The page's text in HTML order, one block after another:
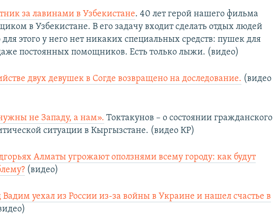
за лавинами в Узбекистане. 40 лет герой нашего фильма
в Узбекистане. В его задачу входит сделать отдых людей
этого у него нет никаких специальных средств: пушек для
постоянных помощников. Есть только лыжи. (видео)
двух девушек в Согде возвращено на доследование. (видео
не Западу, а нам». Токтакунов – о состоянии гражданского
ситуации в Кыргызстане. (видео КР)
Алматы угрожают оползнями всему городу: как будут
(видео)
Вадим уехал из России из-за войны в Украине и нашел счастье в